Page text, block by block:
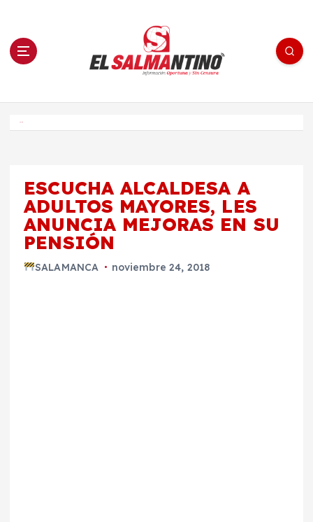
n El Salmantino - medios/noticias/editorial
ESCUCHA ALCALDESA A
ADULTOS MAYORES, LES
ANUNCIA MEJORAS EN SU
PENSIÓN
SALAMANCA noviembre 24, 2018